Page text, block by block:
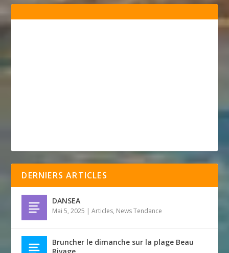
DERNIERS ARTICLES
DANSEA
Mai 5, 2025 |Articles, News Tendance
Bruncher le dimanche sur la plage Beau